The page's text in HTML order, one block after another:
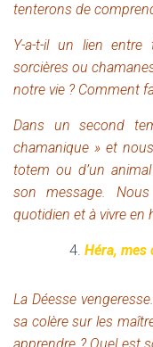
tenterons de
Y-a-t-il un lien entre
sorcières ou
notre vie ? Comment
Dans un second
chamanique » et
totem ou d’un
son message.
quotidien et à vivre en
Héra, mes
La Déesse
sa colère sur les